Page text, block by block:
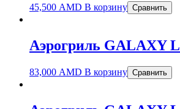
45,500 AMD В корзину Сравнить
Аэрогриль GALAXY
83,000 AMD В корзину Сравнить